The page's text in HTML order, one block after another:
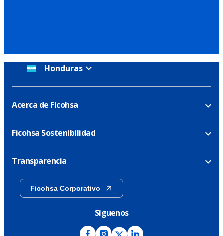
Honduras
Acerca de Ficohsa
Ficohsa Sostenibilidad
Transparencia
Ficohsa Corporativo
Síguenos